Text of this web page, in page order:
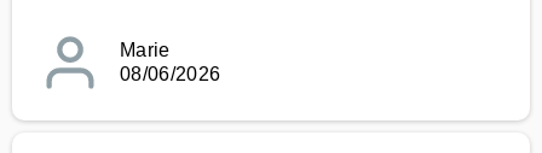
Marie
08/06/2026